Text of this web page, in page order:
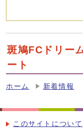
斑鳩FCドリー
ート
ホーム 新着情報
このサイトについて